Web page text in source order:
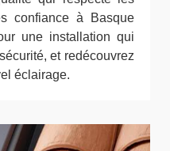
confiance à Basque
une installation qui
et redécouvrez
éclairage.